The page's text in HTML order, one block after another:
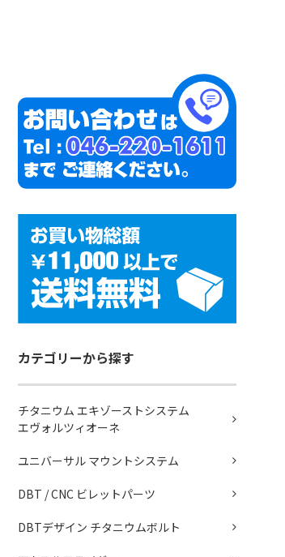
カテゴリーから探す
チタニウム エキゾーストシステム
エヴォルツィオーネ
ユニバーサル マウントシステム
DBT / CNC ビレットパーツ
DBTデザイン チタニウムボルト